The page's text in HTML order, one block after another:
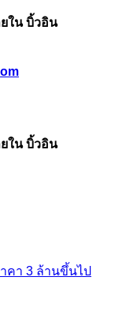
ใน บิ้วอิน
ใน บิ้วอิน
คา 3 ล้านขึ้นไป